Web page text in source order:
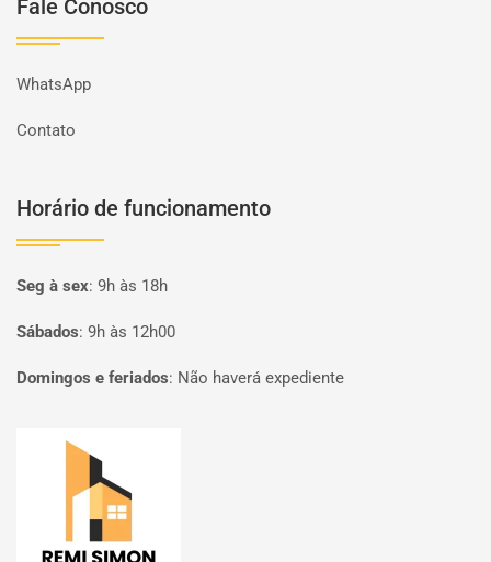
Fale Conosco
WhatsApp
Contato
Horário de funcionamento
Seg à sex: 9h às 18h
Sábados: 9h às 12h00
Domingos e feriados: Não haverá expediente
Página inicial